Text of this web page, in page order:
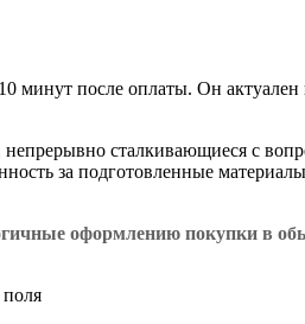
после оплаты. Он актуален
сталкивающиеся с
за подготовленные
оформлению покупки в